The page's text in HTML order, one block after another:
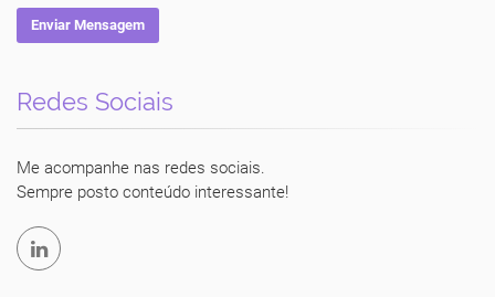
Enviar Mensagem
Redes Sociais
Me acompanhe nas redes sociais.
Sempre posto conteúdo interessante!